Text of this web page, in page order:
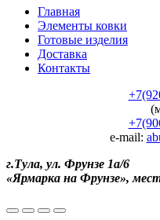
Главная
Элементы ковки
Готовые изделия
Доставка
Контакты
e-mail:
г.Тула, ул. Фрунзе 1а/6
«Ярмарка на Фрунзе»,